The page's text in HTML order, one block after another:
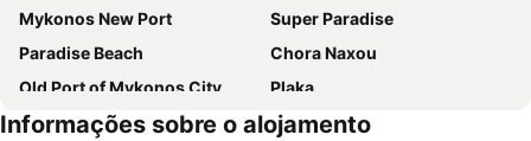
Mykonos New Port
Super Paradise
Paradise Beach
Chora Naxou
Old Port of Mykonos City
Plaka
Glyfada
Kalo Livadi
Informações sobre o alojamento